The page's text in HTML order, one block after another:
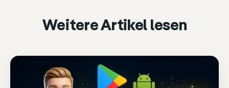
Weitere Artikel lesen